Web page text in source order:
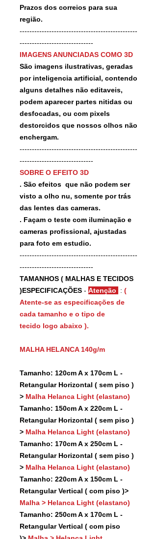
Prazos dos correios para sua
região.
------------------------------------------------
------------------------------
IMAGENS ANUNCIADAS COMO 3D
São imagens ilustrativas, geradas
por inteligencia artificial, contendo
alguns detalhes não editaveis,
podem aparecer partes nitidas ou
desfocadas, ou com pixels
destorcidos que nossos olhos não
enchergam.
------------------------------------------------
------------------------------
SOBRE O EFEITO 3D
. São efeitos que não podem ser
visto a olho nu, somente por trás
das lentes das cameras.
. Façam o teste com iluminação e
cameras profissional, ajustadas
para foto em estudio.
------------------------------------------------
------------------------------
TAMANHOS ( MALHAS E TECIDOS
)ESPECIFICAÇÕES - Atenção : (
Atente-se as especificações de
cada tamanho e o tipo de
tecido logo abaixo ).
MALHA HELANCA 140g/m
Tamanho: 120cm A x 170cm L -
Retangular Horizontal ( sem piso )
> Malha Helanca Light (elastano)
Tamanho: 150cm A x 220cm L -
Retangular Horizontal ( sem piso )
> Malha Helanca Light (elastano)
Tamanho: 170cm A x 250cm L -
Retangular Horizontal ( sem piso )
> Malha Helanca Light (elastano)
Tamanho: 220cm A x 150cm L -
Retangular Vertical ( com piso )>
Malha > Helanca Light (elastano)
Tamanho: 250cm A x 170cm L -
Retangular Vertical ( com piso